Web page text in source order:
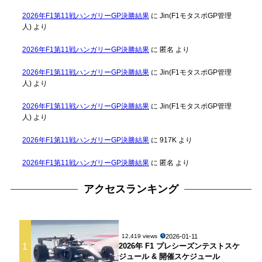
2026年F1第11戦ハンガリーGP決勝結果に Jin(F1モタスポGP管理
人)より
2026年F1第11戦ハンガリーGP決勝結果に 匿名 より
2026年F1第11戦ハンガリーGP決勝結果に Jin(F1モタスポGP管理
人)より
2026年F1第11戦ハンガリーGP決勝結果に Jin(F1モタスポGP管理
人)より
2026年F1第11戦ハンガリーGP決勝結果に 917Kより
2026年F1第11戦ハンガリーGP決勝結果に 匿名 より
アクセスランキング
1
12,419 views 2026-01-11
2026年 F1 プレシーズンテストスケ
ジュール & 開催スケジュール